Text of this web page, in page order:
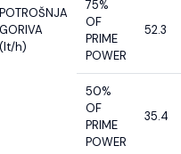
POTROŠNJA
GORIVA
(lt/h)
75%
OF
PRIME
POWER
52.3
50%
OF
PRIME
POWER
35.4